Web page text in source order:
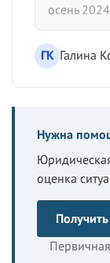
осень 2024
ГК Галина
Нужна
оценка